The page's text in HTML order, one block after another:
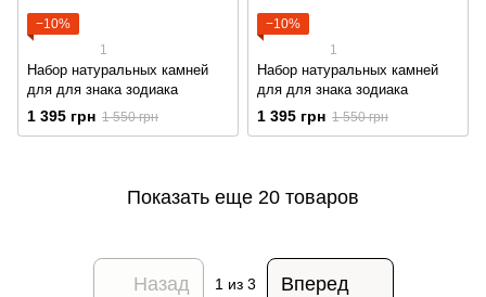
−10%
1
Набор натуральных камней
для для знака зодиака
1 395 грн 1 550 грн
−10%
1
Набор натуральных камней
для для знака зодиака
1 395 грн 1 550 грн
Показать еще 20 товаров
Назад 1 из 3 Вперед